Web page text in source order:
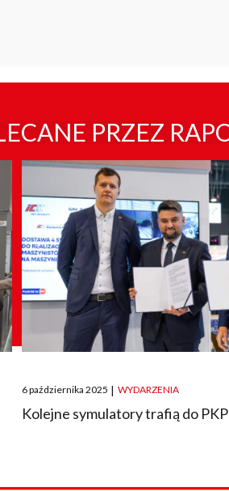
PRZEZ
Posted
on
6 października 2025 | WYDARZENIA
Kolejne symulatory trafią do